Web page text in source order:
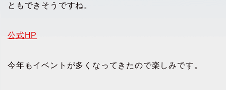
ともできそうですね。
公式HP
今年もイベントが多くなってきたので楽しみです。